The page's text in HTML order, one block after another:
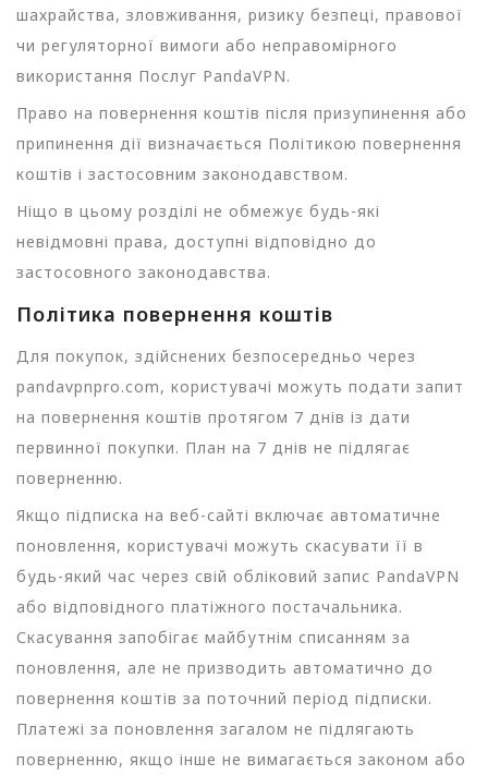
шахрайства, зловживання, ризику безпеці, правової
чи регуляторної вимоги або неправомірного
використання Послуг PandaVPN.
Право на повернення коштів після призупинення або
припинення дії визначається Політикою повернення
коштів і застосовним законодавством.
Ніщо в цьому розділі не обмежує будь-які
невідмовні права, доступні відповідно до
застосовного законодавства.
Політика повернення коштів
Для покупок, здійснених безпосередньо через
pandavpnpro.com, користувачі можуть подати запит
на повернення коштів протягом 7 днів із дати
первинної покупки. План на 7 днів не підлягає
поверненню.
Якщо підписка на веб-сайті включає автоматичне
поновлення, користувачі можуть скасувати її в
будь-який час через свій обліковий запис PandaVPN
або відповідного платіжного постачальника.
Скасування запобігає майбутнім списанням за
поновлення, але не призводить автоматично до
повернення коштів за поточний період підписки.
Платежі за поновлення загалом не підлягають
поверненню, якщо інше не вимагається законом або